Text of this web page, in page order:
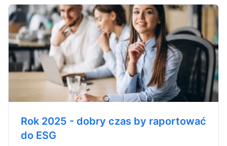
Rok 2025 - dobry czas by raportować
do ESG